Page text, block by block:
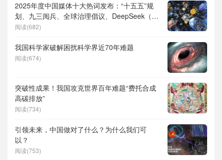
2025年度中国媒体十大热词发布：“十五五”规
划、九三阅兵、全球治理倡议、DeepSeek（深
度求索）、人形机器人、苏超、票根经济、育
阅读(682)
我国科学家破解困扰科学界近70年难题
阅读(674)
突破性成果！我国攻克世界百年难题“费托合成
高碳排放”
阅读(734)
引领未来，中国做对了什么？为什么我们可
以？
阅读(753)